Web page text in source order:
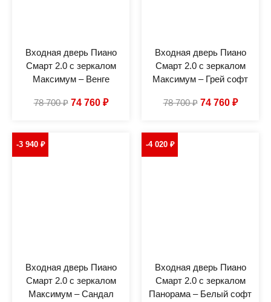
Входная дверь Пиано
Смарт 2.0 с зеркалом
Максимум – Венге
78 700₽ 74 760 ₽
Входная дверь Пиано
Смарт 2.0 с зеркалом
Максимум – Грей софт
78 700₽ 74 760 ₽
-3 940 ₽
Входная дверь Пиано
Смарт 2.0 с зеркалом
Максимум – Сандал
-4 020 ₽
Входная дверь Пиано
Смарт 2.0 с зеркалом
Панорама – Белый софт